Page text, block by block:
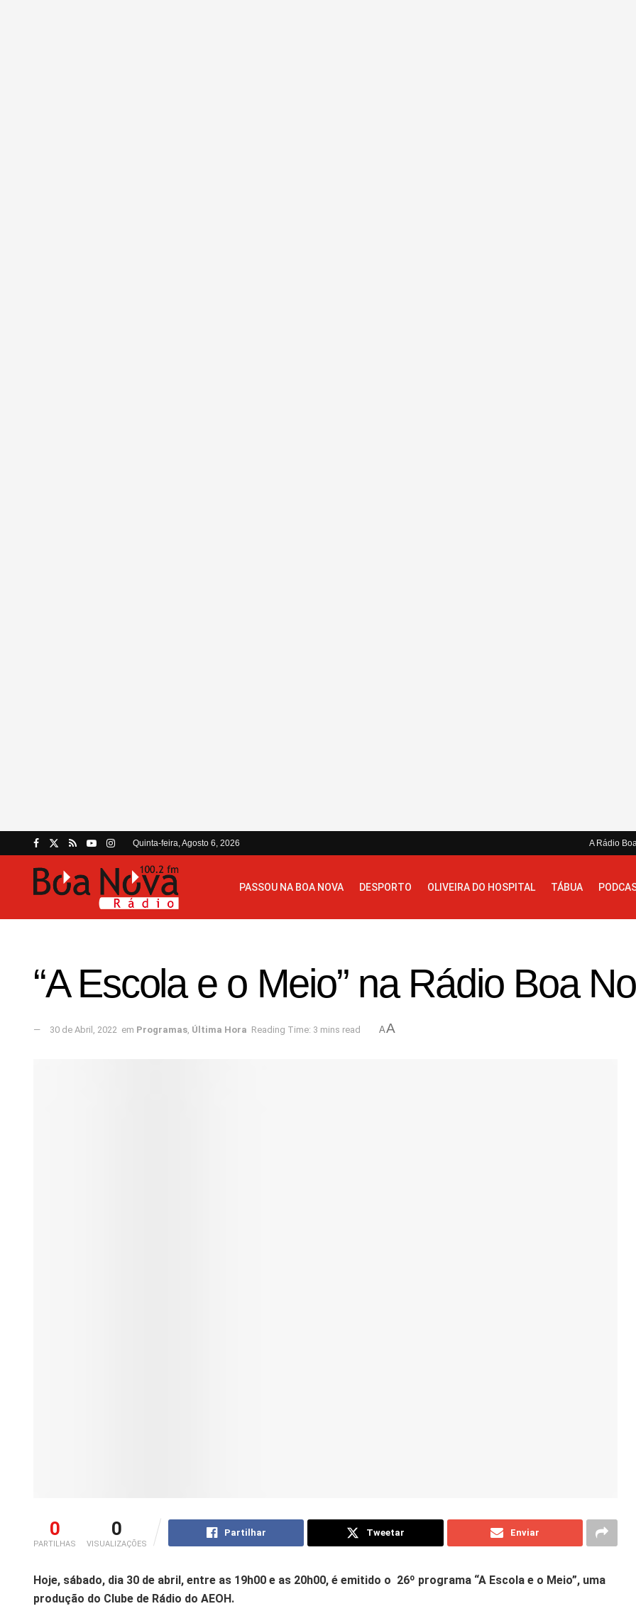
Quinta-feira, Agosto 6, 2026 A Rádio
PASSOU NA BOA NOVA DESPORTO OLIVEIRA DO HOSPITAL TÁBUA
“A Escola e o Meio” na Rádio Boa
30 de Abril, 2022 em Programas, Última Hora Reading Time: 3 mins read AA
0
PARTILHAS
0
VISUALIZAÇÕES
Partilhar Tweetar Enviar
Hoje, sábado, dia 30 de abril, entre as 19h00 e as 20h00, é emitido o 26º programa “A Escola e o Meio”, uma
produção do Clube de Rádio do AEOH.